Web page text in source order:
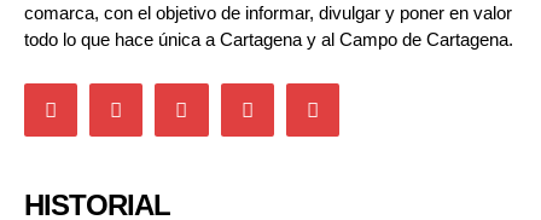
comarca, con el objetivo de informar, divulgar y poner en valor
todo lo que hace única a Cartagena y al Campo de Cartagena.
HISTORIAL